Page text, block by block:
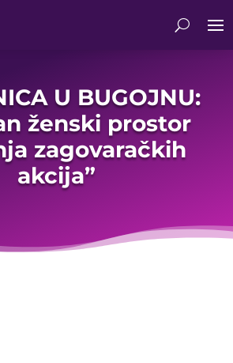
U BUGOJNU:
ženski prostor
zagovaračkih
akcija”